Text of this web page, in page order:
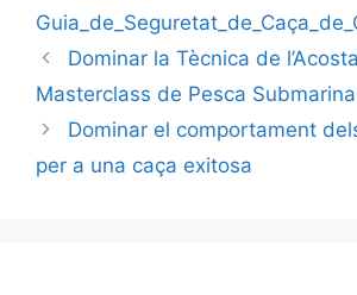
Dominar la Tècnica de
Masterclass de Pesca Submarina
Dominar el comportament
per a una caça exitosa